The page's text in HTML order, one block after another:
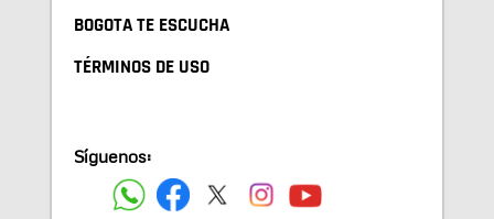
BOGOTA TE ESCUCHA
TÉRMINOS DE USO
Síguenos: